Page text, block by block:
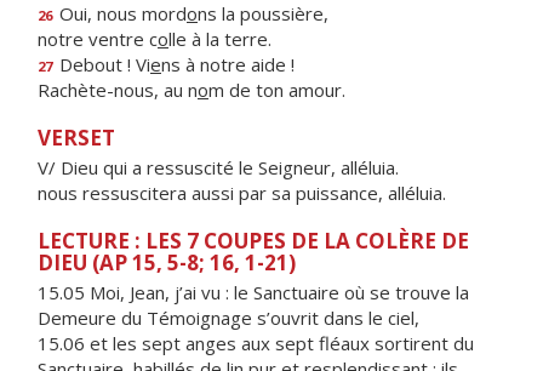
26 Oui, nous mordons la poussière,
notre ventre colle à la terre.
27 Debout ! Viens à notre aide !
Rachète-nous, au nom de ton amour.
VERSET
V/ Dieu qui a ressuscité le Seigneur, alléluia.
nous ressuscitera aussi par sa puissance, alléluia.
LECTURE : LES 7 COUPES DE LA COLÈRE DE
DIEU (AP 15, 5-8; 16, 1-21)
15.05 Moi, Jean, j’ai vu : le Sanctuaire où se trouve la
Demeure du Témoignage s’ouvrit dans le ciel,
15.06 et les sept anges aux sept fléaux sortirent du